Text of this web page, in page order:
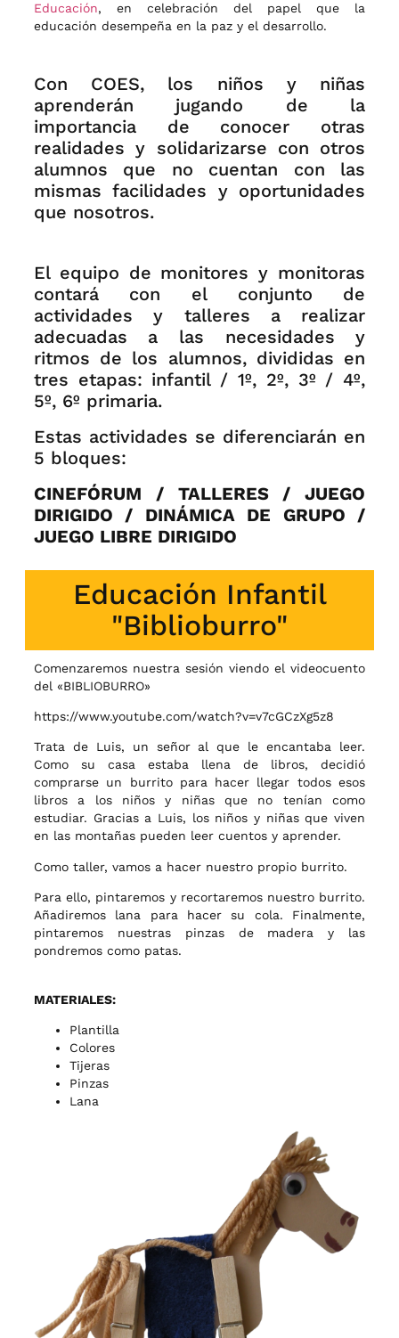
Educación, en celebración del papel que la
educación desempeña en la paz y el desarrollo.
Con COES, los niños y niñas
aprenderán jugando de la
importancia de conocer otras
realidades y solidarizarse con otros
alumnos que no cuentan con las
mismas facilidades y oportunidades
que nosotros.
El equipo de monitores y monitoras
contará con el conjunto de
actividades y talleres a realizar
adecuadas a las necesidades y
ritmos de los alumnos, divididas en
tres etapas: infantil / 1º, 2º, 3º / 4º,
5º, 6º primaria.
Estas actividades se diferenciarán en
5 bloques:
CINEFÓRUM / TALLERES / JUEGO
DIRIGIDO / DINÁMICA DE GRUPO /
JUEGO LIBRE DIRIGIDO
Educación Infantil
"Biblioburro"
Comenzaremos nuestra sesión viendo el videocuento
del «BIBLIOBURRO»
https://www.youtube.com/watch?v=v7cGCzXg5z8
Trata de Luis, un señor al que le encantaba leer.
Como su casa estaba llena de libros, decidió
comprarse un burrito para hacer llegar todos esos
libros a los niños y niñas que no tenían como
estudiar. Gracias a Luis, los niños y niñas que viven
en las montañas pueden leer cuentos y aprender.
Como taller, vamos a hacer nuestro propio burrito.
Para ello, pintaremos y recortaremos nuestro burrito.
Añadiremos lana para hacer su cola. Finalmente,
pintaremos nuestras pinzas de madera y las
pondremos como patas.
MATERIALES:
Plantilla
Colores
Tijeras
Pinzas
Lana